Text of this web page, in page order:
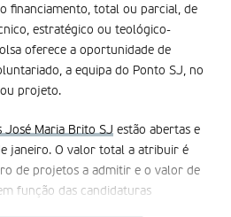
financiamento, total ou parcial, de
estratégico ou teológico-
oferece a oportunidade de
a equipa do Ponto SJ, no
projeto.
José Maria Brito SJ estão abertas e
janeiro. O valor total a atribuir é
de projetos a admitir e o valor de
função das candidaturas